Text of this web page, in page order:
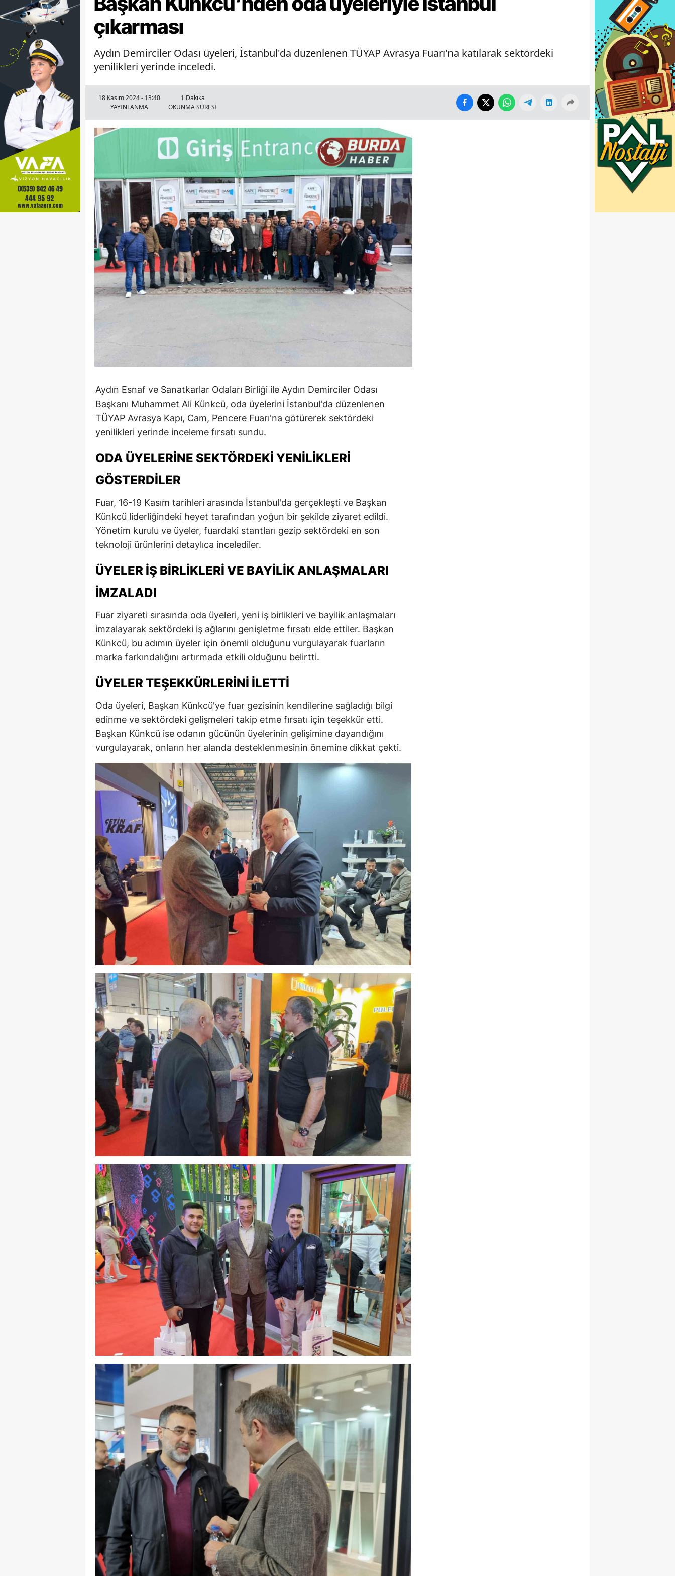
çıkarması
Aydın Demirciler Odası üyeleri, İstanbul'da düzenlenen TÜYAP Avrasya Fuarı'na katılarak sektördeki
yenilikleri yerinde inceledi.
18 Kasım 2024 - 13:40
YAYINLANMA
1 Dakika
OKUNMA SÜRESİ
Aydın Esnaf ve Sanatkarlar Odaları Birliği ile Aydın Demirciler Odası
Başkanı Muhammet Ali Künkcü, oda üyelerini İstanbul'da düzenlenen
TÜYAP Avrasya Kapı, Cam, Pencere Fuarı'na götürerek sektördeki
yenilikleri yerinde inceleme fırsatı sundu.
ODA ÜYELERINE SEKTÖRDEKI YENILIKLERI
GÖSTERDILER
Fuar, 16-19 Kasım tarihleri arasında İstanbul'da gerçekleşti ve Başkan
Künkcü liderliğindeki heyet tarafından yoğun bir şekilde ziyaret edildi.
Yönetim kurulu ve üyeler, fuardaki stantları gezip sektördeki en son
teknoloji ürünlerini detaylıca incelediler.
ÜYELER İŞ BIRLIKLERI VE BAYILIK ANLAŞMALARI
İMZALADI
Fuar ziyareti sırasında oda üyeleri, yeni iş birlikleri ve bayilik anlaşmaları
imzalayarak sektördeki iş ağlarını genişletme fırsatı elde ettiler. Başkan
Künkcü, bu adımın üyeler için önemli olduğunu vurgulayarak fuarların
marka farkındalığını artırmada etkili olduğunu belirtti.
ÜYELER TEŞEKKÜRLERINI İLETTI
Oda üyeleri, Başkan Künkcü'ye fuar gezisinin kendilerine sağladığı bilgi
edinme ve sektördeki gelişmeleri takip etme fırsatı için teşekkür etti.
Başkan Künkcü ise odanın gücünün üyelerinin gelişimine dayandığını
vurgulayarak, onların her alanda desteklenmesinin önemine dikkat çekti.